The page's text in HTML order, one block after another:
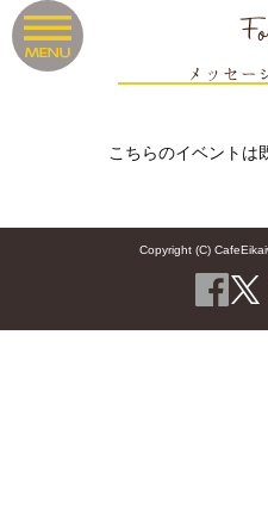
メッセー
こちらのイベントは
Copyright (C)